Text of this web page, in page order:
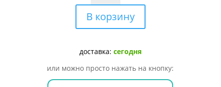
Нервогил
таб.
1мг
В корзину
доставка: сегодня
или можно просто нажать на кнопку: